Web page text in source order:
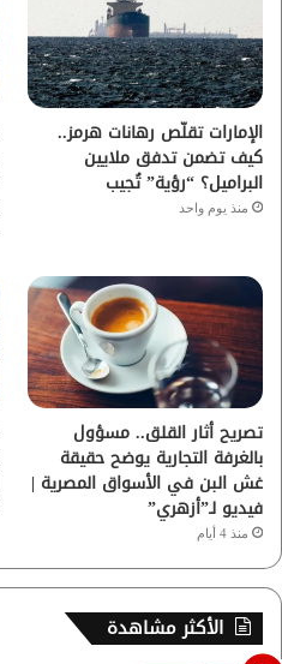
ك
الإمارات تقلّص رهانات هرمز..
كيف تضمن تدفق ملايين
البراميل؟ “رؤية” تُجيب
منذ يوم واحد
تصريح أثار القلق.. مسؤول
بالغرفة التجارية يوضح حقيقة
غش البن في الأسواق المصرية |
فيديو لـ”أزهري”
منذ 4 أيام
الأكثر مشاهدة